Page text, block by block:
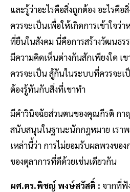
และรู้ว่าอะไรคือสิ่งถูกต้อง อะไรคื
ควรจะเป็นเพื่อให้เกิดการเข้าใจว่
ที่ยืนในสังคม นี่คือการสร้างวัฒนธ
มีความคิดเห็นต่างกันสักเพียงใด เ
ควรจะเป็น สู้กันในระบบที่ควรจะ
ต้องรู้ทันกับสิ่งที่เขาทำ
มีคำวินิจฉัยส่วนตนของคุณกีรติ กา
สนับสนุนในฐานะนักกฎหมาย เรา
เหล่านี้ว่า การไม่ยอมรับผลพวงขอ
ของตุลาการที่ดีด้วยเช่นเดียวกัน
ผศ.ดร.พิชญ์ พงษ์สวัสดิ์ : จากที่ฟั